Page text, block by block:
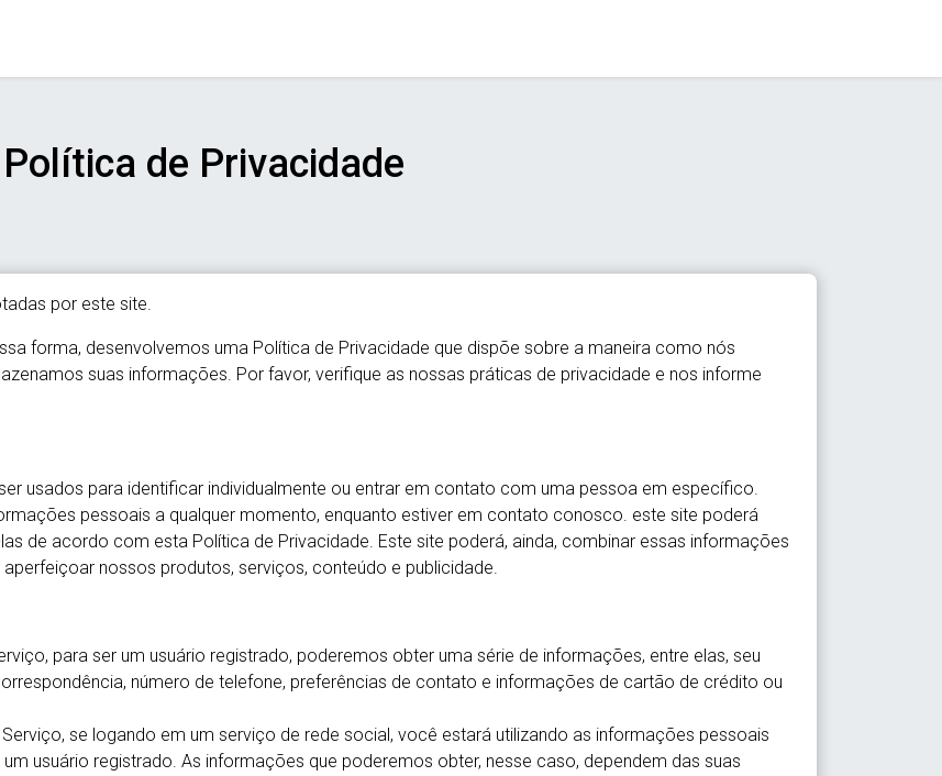
Política de Privacidade
por este site.
forma, desenvolvemos uma Política de Privacidade que dispõe sobre a maneira como nós
suas informações. Por favor, verifique as nossas práticas de privacidade e nos informe
usados para identificar individualmente ou entrar em contato com uma pessoa em específico.
pessoais a qualquer momento, enquanto estiver em contato conosco. este site poderá
de acordo com esta Política de Privacidade. Este site poderá, ainda, combinar essas informações
nossos produtos, serviços, conteúdo e publicidade.
para ser um usuário registrado, poderemos obter uma série de informações, entre elas, seu
número de telefone, preferências de contato e informações de cartão de crédito ou
se logando em um serviço de rede social, você estará utilizando as informações pessoais
usuário registrado. As informações que poderemos obter, nesse caso, dependem das suas